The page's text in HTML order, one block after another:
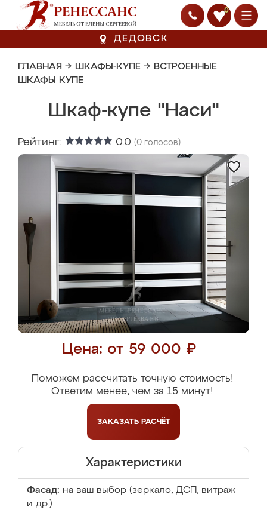
0
ДЕДОВСК
ГЛАВНАЯ → ШКАФЫ-КУПЕ → ВСТРОЕННЫЕ
ШКАФЫ КУПЕ
Шкаф-купе "Наси"
Рейтинг: 0.0 (0 голосов)
Цена: от 59 000 ₽
Поможем рассчитать точную стоимость!
Ответим менее, чем за 15 минут!
ЗАКАЗАТЬ РАСЧЁТ
Характеристики
Фасад: на ваш выбор (зеркало, ДСП, витраж
и др.)